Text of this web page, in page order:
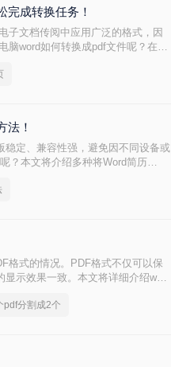
完成转换任务！
子文档传阅中应用广泛的格式，因
脑word如何转换成pdf文件呢？在本
法！
定、兼容性强，避免因不同设备或
？本文将介绍多种将Word简历
格式的情况。PDF格式不仅可以保
示效果一致。本文将详细介绍word
pdf分割成2个